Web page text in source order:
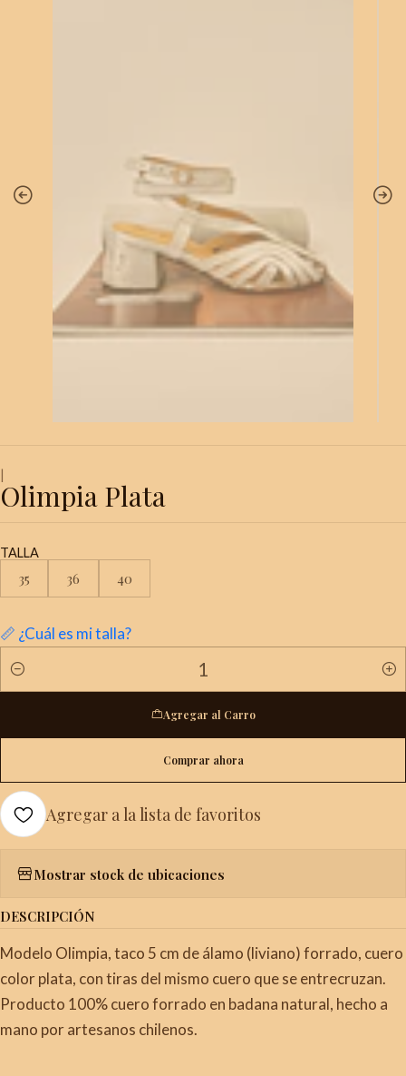
|
Olimpia Plata
TALLA
35 36 40
📏 ¿Cuál es mi talla?
Cantidad
Agregar al Carro
Comprar ahora
Agregar a la lista de favoritos
Mostrar stock de ubicaciones
DESCRIPCIÓN
Modelo Olimpia, taco 5 cm de álamo (liviano) forrado, cuero
color plata, con tiras del mismo cuero que se entrecruzan.
Producto 100% cuero forrado en badana natural, hecho a
mano por artesanos chilenos.